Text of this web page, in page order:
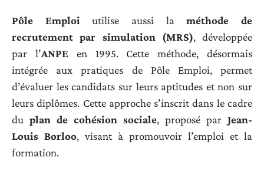
Pôle Emploi utilise aussi laméthode de
recrutement par simulation (MRS), développée
par l’ANPEen 1995. Cette méthode, désormais
intégrée aux pratiques de Pôle Emploi, permet
d’évaluer les candidats sur leurs aptitudes et non sur
leurs diplômes. Cette approche s’inscrit dans le cadre
du plan de cohésion sociale, proposé par Jean-
Louis Borloo, visant à promouvoir l’emploi et la
formation.